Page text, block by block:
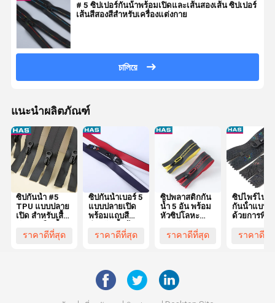
# 5 ซิปเปอร์กันน้ําพร้อมเปิดและเส้นสองเส้น ซิปเปอร์
เส้นสีสองสีสําหรับเครื่องแต่งกาย
চালিয়ে
แนะนำผลิตภัณฑ์
ซิปกันน้ำ #5
TPU แบบปลาย
เปิด สำหรับเสื้อ
กันฝน
ราคาดีที่สุด
ซิปกันน้ำเบอร์ 5
แบบปลายเปิด
พร้อมแถบสี
หรือกระเป๋าเดิน
ราคาดีที่สุด
ซิปพลาสติกกัน
น้ำ 5 อัน พร้อม
หัวซิปโลหะ
สามเหลี่ยมแบบ
ราคาดีที่สุด
ซิปไพร์ไนล
กันน้ําแบบดึ
ด้วยการพิม
กระบวนการ
ราคาดีที่